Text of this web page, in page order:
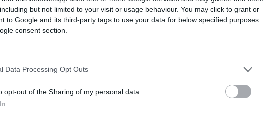
but not limited to your visit or usage behaviour. You may click to grant or
to Google and its third-party tags to use your data for below specified purposes
consent section.
Data Processing Opt Outs
opt-out of the Sharing of my personal data.
su Google
dalla rivista peer-review “Medical
esiti e sui tassi di ospedalizzazione di
Covid-19 precoce e
dei sintomi con farmaci di
2020 e agosto 2021.